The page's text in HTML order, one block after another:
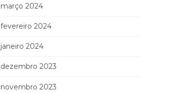
março 2024
fevereiro 2024
janeiro 2024
dezembro 2023
novembro 2023